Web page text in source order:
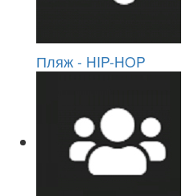
Пляж - HIP-HOP